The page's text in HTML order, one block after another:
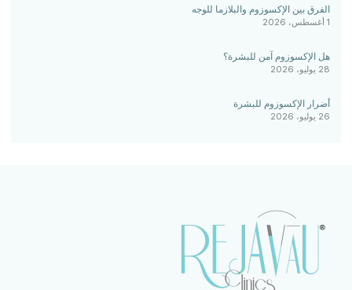
الفرق بين الإكسوزوم والبلازما للوجه
1 أغسطس، 2026
هل الإكسوزوم آمن للبشرة؟
28 يوليو، 2026
أضرار الإكسوزوم للبشرة
26 يوليو، 2026